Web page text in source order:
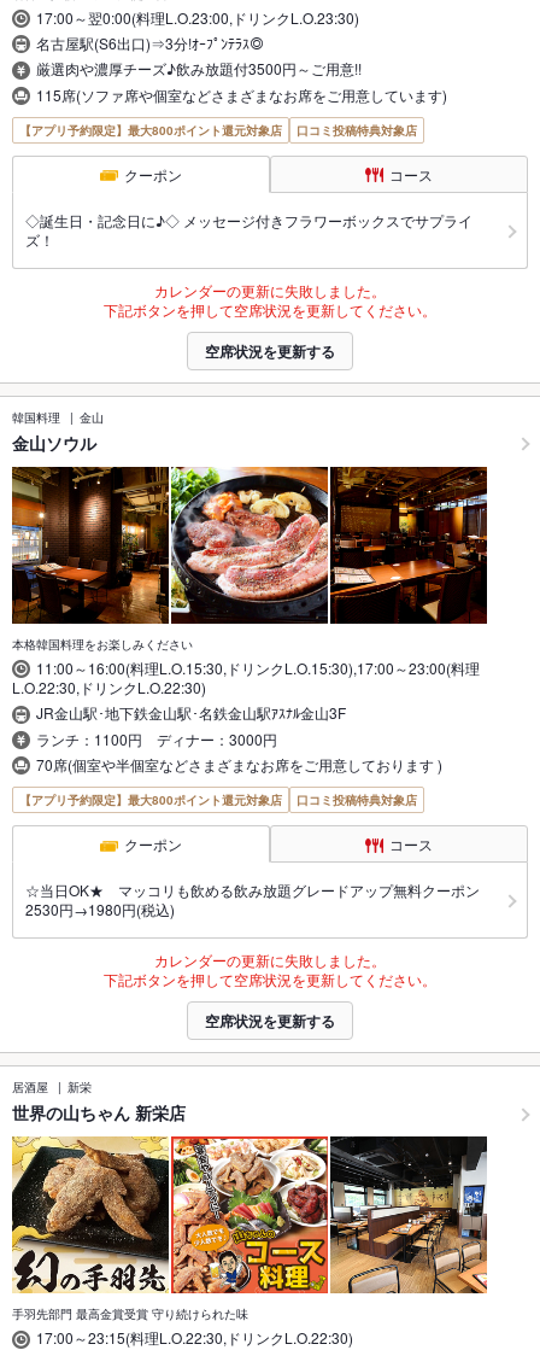
17:00～翌0:00(料理L.O.23:00,ドリンクL.O.23:30)
名古屋駅(S6出口)⇒3分!ｵｰﾌﾟﾝﾃﾗｽ◎
厳選肉や濃厚チーズ♪飲み放題付3500円～ご用意!!
115席(ソファ席や個室などさまざまなお席をご用意しています)
【アプリ予約限定】最大800ポイント還元対象店 口コミ投稿特典対象店
クーポン コース
◇誕生日・記念日に♪◇ メッセージ付きフラワーボックスでサプライ
ズ！
カレンダーの更新に失敗しました。
下記ボタンを押して空席状況を更新してください。
空席状況を更新する
韓国料理 金山
金山ソウル
本格韓国料理をお楽しみください
11:00～16:00(料理L.O.15:30,ドリンクL.O.15:30),17:00～23:00(料理
L.O.22:30,ドリンクL.O.22:30)
JR金山駅･地下鉄金山駅･名鉄金山駅ｱｽﾅﾙ金山3F
ランチ：1100円 ディナー：3000円
70席(個室や半個室などさまざまなお席をご用意しております )
【アプリ予約限定】最大800ポイント還元対象店 口コミ投稿特典対象店
クーポン コース
☆当日OK★ マッコリも飲める飲み放題グレードアップ無料クーポン
2530円→1980円(税込)
カレンダーの更新に失敗しました。
下記ボタンを押して空席状況を更新してください。
空席状況を更新する
居酒屋 新栄
世界の山ちゃん 新栄店
手羽先部門 最高金賞受賞 守り続けられた味
17:00～23:15(料理L.O.22:30,ドリンクL.O.22:30)